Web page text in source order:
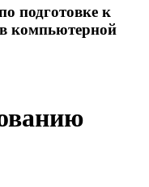
подготовке к
компьютерной